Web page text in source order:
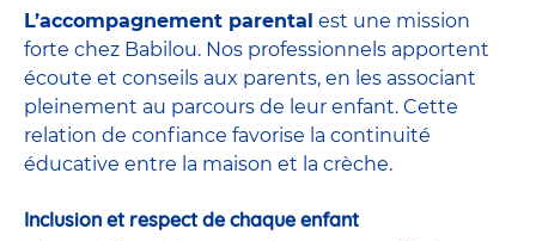
L’accompagnement parental est une mission
forte chez Babilou. Nos professionnels apportent
écoute et conseils aux parents, en les associant
pleinement au parcours de leur enfant. Cette
relation de confiance favorise la continuité
éducative entre la maison et la crèche.
Inclusion et respect de chaque enfant